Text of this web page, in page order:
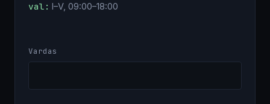
val: I–V, 09:00–18:00
Vardas